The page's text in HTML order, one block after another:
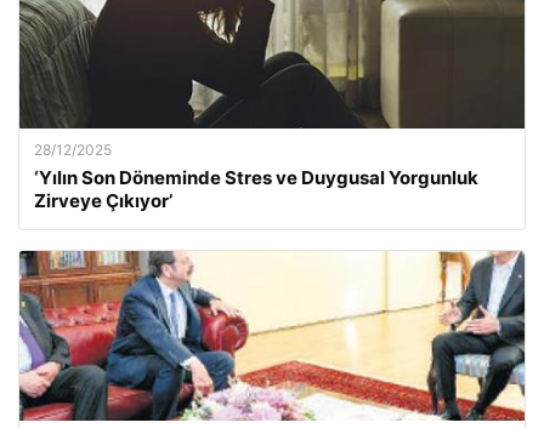
28/12/2025
‘Yılın Son Döneminde Stres ve Duygusal Yorgunluk
Zirveye Çıkıyor’